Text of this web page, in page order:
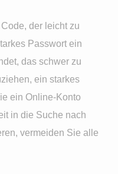
der leicht zu
Passwort ein
das schwer zu
ein starkes
ein Online-Konto
in die Suche nach
vermeiden Sie alle